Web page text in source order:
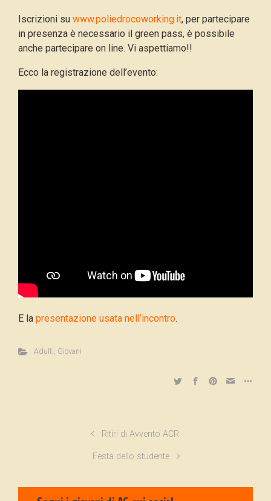
Iscrizioni su www.poliedrocoworking.it, per partecipare
in presenza è necessario il green pass, è possibile
anche partecipare on line. Vi aspettiamo!!
Ecco la registrazione dell’evento:
E la presentazione usata nell’incontro.
Adulti, Giovani
Ritiri di Avvento ACR
Festa dello studente